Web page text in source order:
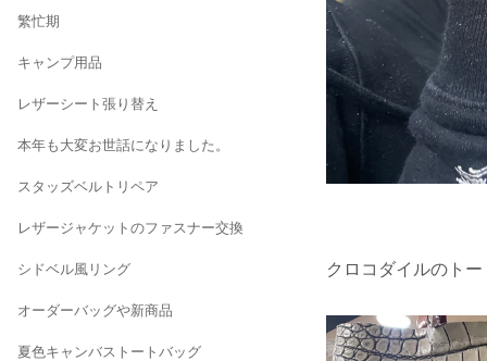
クロコダイルのト
繁忙期
キャンプ用品
レザーシート張り替え
本年も大変お世話になりました。
スタッズベルトリペア
レザージャケットのファスナー交換
シドベル風リング
オーダーバッグや新商品
夏色キャンバストートバッグ